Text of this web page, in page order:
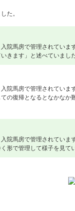
た。
院馬房で管理されてい
きます」と述べていました
院馬房で管理されてい
の復帰となるとなかな
院馬房で管理されてい
形で管理して様子を見て